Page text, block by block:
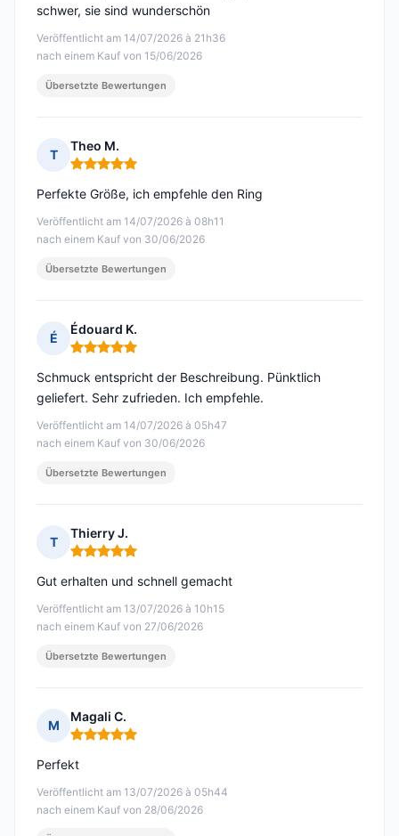
Veröffentlicht am 14/07/2026 à 21h36
nach einem Kauf von 15/06/2026
schwer, sie sind wunderschön
Übersetzte Bewertungen
T
Theo M.
Hinweis: 5 von 5
Veröffentlicht am 14/07/2026 à 08h11
nach einem Kauf von 30/06/2026
Perfekte Größe, ich empfehle den Ring
Übersetzte Bewertungen
É
Édouard K.
Hinweis: 5 von 5
Veröffentlicht am 14/07/2026 à 05h47
nach einem Kauf von 30/06/2026
Schmuck entspricht der Beschreibung. Pünktlich
geliefert. Sehr zufrieden. Ich empfehle.
Übersetzte Bewertungen
T
Thierry J.
Hinweis: 5 von 5
Veröffentlicht am 13/07/2026 à 10h15
nach einem Kauf von 27/06/2026
Gut erhalten und schnell gemacht
Übersetzte Bewertungen
M
Magali C.
Hinweis: 5 von 5
Veröffentlicht am 13/07/2026 à 05h44
nach einem Kauf von 28/06/2026
Perfekt